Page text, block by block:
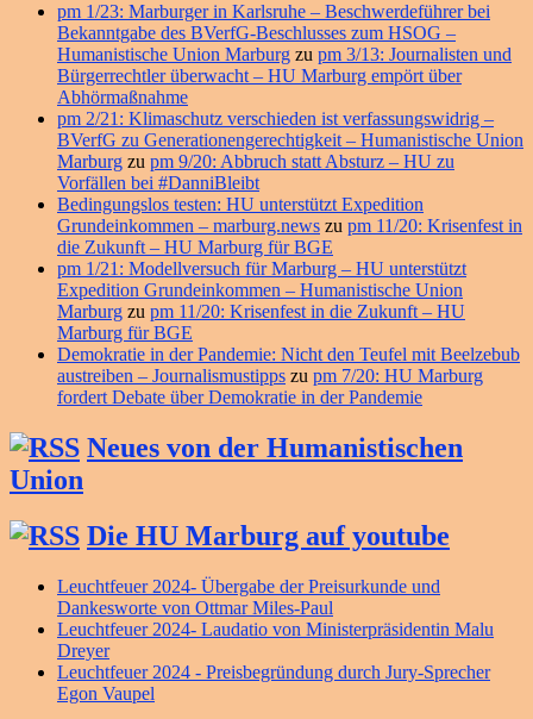
pm 1/23: Marburger in Karlsruhe – Beschwerdeführer bei
Bekanntgabe des BVerfG-Beschlusses zum HSOG –
Humanistische Union Marburg zu pm 3/13: Journalisten und
Bürgerrechtler überwacht – HU Marburg empört über
Abhörmaßnahme
pm 2/21: Klimaschutz verschieden ist verfassungswidrig –
BVerfG zu Generationengerechtigkeit – Humanistische Union
Marburg zu pm 9/20: Abbruch statt Absturz – HU zu
Vorfällen bei #DanniBleibt
Bedingungslos testen: HU unterstützt Expedition
Grundeinkommen – marburg.news zu pm 11/20: Krisenfest in
die Zukunft – HU Marburg für BGE
pm 1/21: Modellversuch für Marburg – HU unterstützt
Expedition Grundeinkommen – Humanistische Union
Marburg zu pm 11/20: Krisenfest in die Zukunft – HU
Marburg für BGE
Demokratie in der Pandemie: Nicht den Teufel mit Beelzebub
austreiben – Journalismustipps zu pm 7/20: HU Marburg
fordert Debate über Demokratie in der Pandemie
Neues von der Humanistischen
Union
Die HU Marburg auf youtube
Leuchtfeuer 2024- Übergabe der Preisurkunde und
Dankesworte von Ottmar Miles-Paul
Leuchtfeuer 2024- Laudatio von Ministerpräsidentin Malu
Dreyer
Leuchtfeuer 2024 - Preisbegründung durch Jury-Sprecher
Egon Vaupel